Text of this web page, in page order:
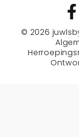
© 2026